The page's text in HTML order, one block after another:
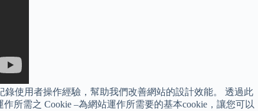
使用者操作經驗，幫助我們改善網站的設計效能。 透過此
所需之 Cookie –為網站運作所需要的基本cookie，讓您可以